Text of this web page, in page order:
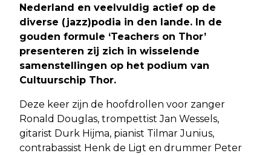
Nederland en veelvuldig actief op de
diverse (jazz)podia in den lande. In de
gouden formule ‘Teachers on Thor’
presenteren zij zich in wisselende
samenstellingen op het podium van
Cultuurschip Thor.
Deze keer zijn de hoofdrollen voor zanger
Ronald Douglas, trompettist Jan Wessels,
gitarist Durk Hijma, pianist Tilmar Junius,
contrabassist Henk de Ligt en drummer Peter